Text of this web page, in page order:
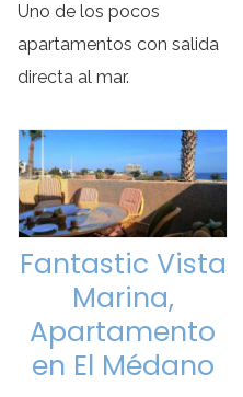
Uno de los pocos
apartamentos con salida
directa al mar.
Fantastic Vista
Marina,
Apartamento
en El Médano